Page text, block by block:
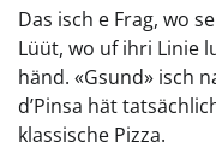
Das isch e Frag, wo
Lüüt, wo uf ihri Linie
händ. «Gsund» isch
d’Pinsa hät
klassische Pizza.